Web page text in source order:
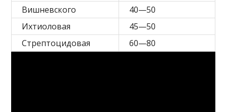
Вишневского
40—50
Ихтиоловая
45—50
Стрептоцидовая
60—80